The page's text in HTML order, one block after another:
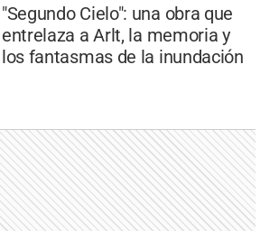
"Segundo Cielo": una obra que
entrelaza a Arlt, la memoria y
los fantasmas de la inundación